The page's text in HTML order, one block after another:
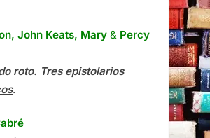
John Keats, Mary & Percy
roto. Tres epistolarios
.